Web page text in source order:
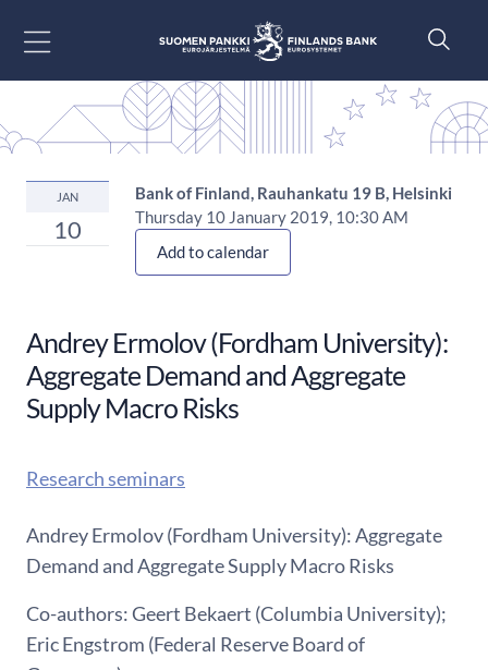
JAN
10
Bank of Finland, Rauhankatu 19 B, Helsinki
Thursday 10 January 2019, 10:30 AM
Add to calendar
Andrey Ermolov (Fordham University):
Aggregate Demand and Aggregate
Supply Macro Risks
Research seminars
Andrey Ermolov (Fordham University): Aggregate
Demand and Aggregate Supply Macro Risks
Co-authors: Geert Bekaert (Columbia University);
Eric Engstrom (Federal Reserve Board of